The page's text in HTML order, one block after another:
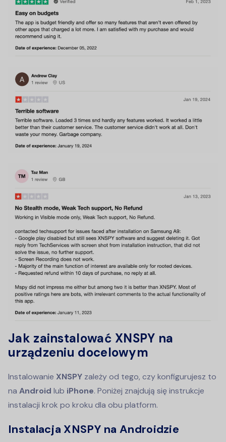
Jak zainstalować XNSPY na
urządzeniu docelowym
Instalowanie XNSPY zależy od tego, czy konfigurujesz to
na Android lub iPhone. Poniżej znajdują się instrukcje
instalacji krok po kroku dla obu platform.
Instalacja XNSPY na Androidzie